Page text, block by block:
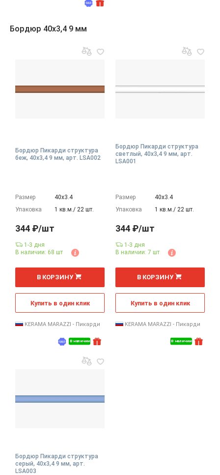
Бордюр 40x3,4 9 мм
Бордюр Пикарди структура
беж, 40x3,4 9 мм, арт. LSA002
Размер
40х3.4
Упаковка
1 кв.м./ 22 шт.
В наличии
344 ₽/шт
1-3 дня
В наличии: 68 шт
шт
В КОРЗИНУ
Купить в один клик
KERAMA MARAZZI - Пикарди
Бордюр Пикарди структура
светлый, 40x3,4 9 мм, арт.
LSA001
Размер
40х3.4
Упаковка
1 кв.м./ 22 шт.
В наличии
344 ₽/шт
1-3 дня
В наличии: 7 шт
шт
В КОРЗИНУ
Купить в один клик
KERAMA MARAZZI - Пикарди
Бордюр Пикарди структура
серый, 40x3,4 9 мм, арт.
LSA003